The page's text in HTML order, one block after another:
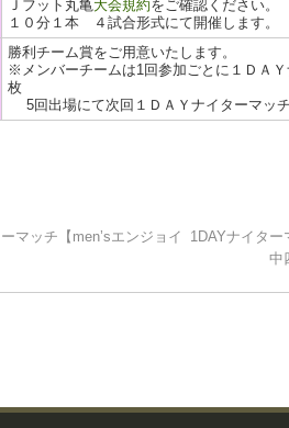
Ｊフット丸亀 大会規約をご確認ください。
１０分１本 ４試合形式にて開催します。
勝利チーム賞をご用意いたします。
※メンバーチームは1回参加ごとに１ＤＡ
枚
5回出場にて次回１ＤＡＹナイターマッチ
マッチ【men’sエンジョイ
1DAYナイター
中